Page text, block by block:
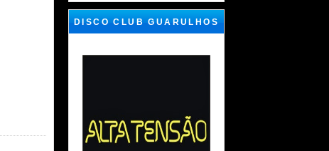
DISCO CLUB GUARULHOS